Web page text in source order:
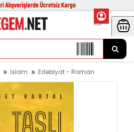
İslam Edebiyat - Roman